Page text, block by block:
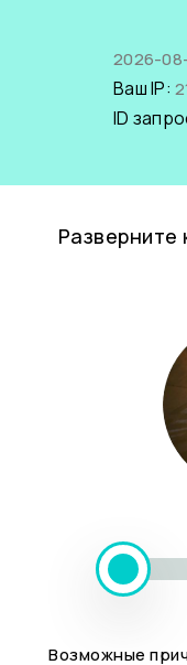
2026-
Ваш IP:
ID
Разверните
Возможные